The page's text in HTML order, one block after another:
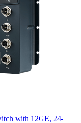
with 12GE, 24-